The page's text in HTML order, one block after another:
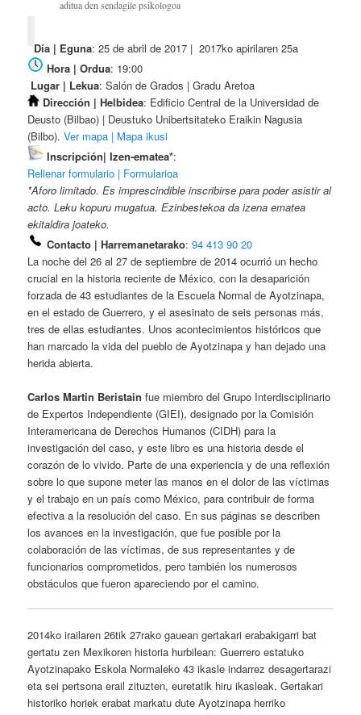
aditua den sendagile psikologoa
Día | Eguna: 25 de abril de 2017 | 2017ko apirilaren 25a
Hora | Ordua: 19:00
Lugar | Lekua: Salón de Grados | Gradu Aretoa
Dirección | Helbidea: Edificio Central de la Universidad de
Deusto (Bilbao) | Deustuko Unibertsitateko Eraikin Nagusia
(Bilbo).Ver mapa | Mapa ikusi
Inscripción| Izen-ematea*:
Rellenar formulario | Formularioa
*Aforo limitado. Es imprescindible inscribirse para poder asistir al
acto. Leku kopuru mugatua. Ezinbestekoa da izena ematea
ekitaldira joateko.
Contacto | Harremanetarako:94 413 90 20
La noche del 26 al 27 de septiembre de 2014 ocurrió un hecho
crucial en la historia reciente de México, con la desaparición
forzada de 43 estudiantes de la Escuela Normal de Ayotzinapa,
en el estado de Guerrero, y el asesinato de seis personas más,
tres de ellas estudiantes. Unos acontecimientos históricos que
han marcado la vida del pueblo de Ayotzinapa y han dejado una
herida abierta.
Carlos Martin Beristainfue miembro del Grupo Interdisciplinario
de Expertos Independiente (GIEI), designado por la Comisión
Interamericana de Derechos Humanos (CIDH) para la
investigación del caso, y este libro es una historia desde el
corazón de lo vivido. Parte de una experiencia y de una reflexión
sobre lo que supone meter las manos en el dolor de las víctimas
y el trabajo en un país como México, para contribuir de forma
efectiva a la resolución del caso. En sus páginas se describen
los avances en la investigación, que fue posible por la
colaboración de las víctimas, de sus representantes y de
funcionarios comprometidos, pero también los numerosos
obstáculos que fueron apareciendo por el camino.
2014ko irailaren 26tik 27rako gauean gertakari erabakigarri bat
gertatu zen Mexikoren historia hurbilean: Guerrero estatuko
Ayotzinapako Eskola Normaleko 43 ikasle indarrez desagertarazi
eta sei pertsona erail zituzten, euretatik hiru ikasleak. Gertakari
historiko horiek erabat markatu dute Ayotzinapa herriko